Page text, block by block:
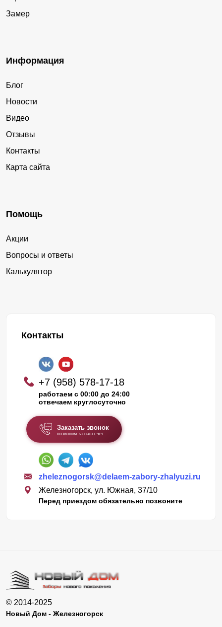
Замер
Информация
Блог
Новости
Видео
Отзывы
Контакты
Карта сайта
Помощь
Акции
Вопросы и ответы
Калькулятор
Контакты
+7 (958) 578-17-18
работаем с 00:00 до 24:00
отвечаем круглосуточно
Заказать звонок
позвоним за наш счет
zheleznogorsk@delaem-zabory-zhalyuzi.ru
Железногорск, ул. Южная, 37/10
Перед приездом обязательно позвоните
© 2014-2025
Новый Дом - Железногорск